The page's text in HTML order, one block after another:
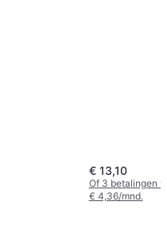
€ 13,10
Of 3 betalingen
€ 4,36/mnd.